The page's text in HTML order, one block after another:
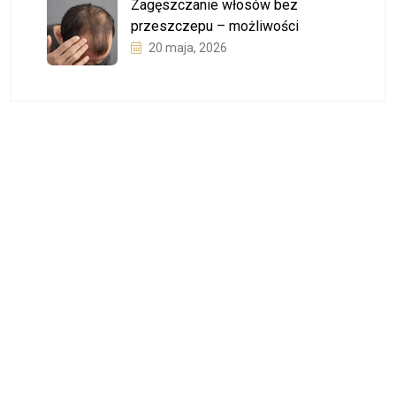
Zagęszczanie włosów bez
przeszczepu – możliwości
20 maja, 2026